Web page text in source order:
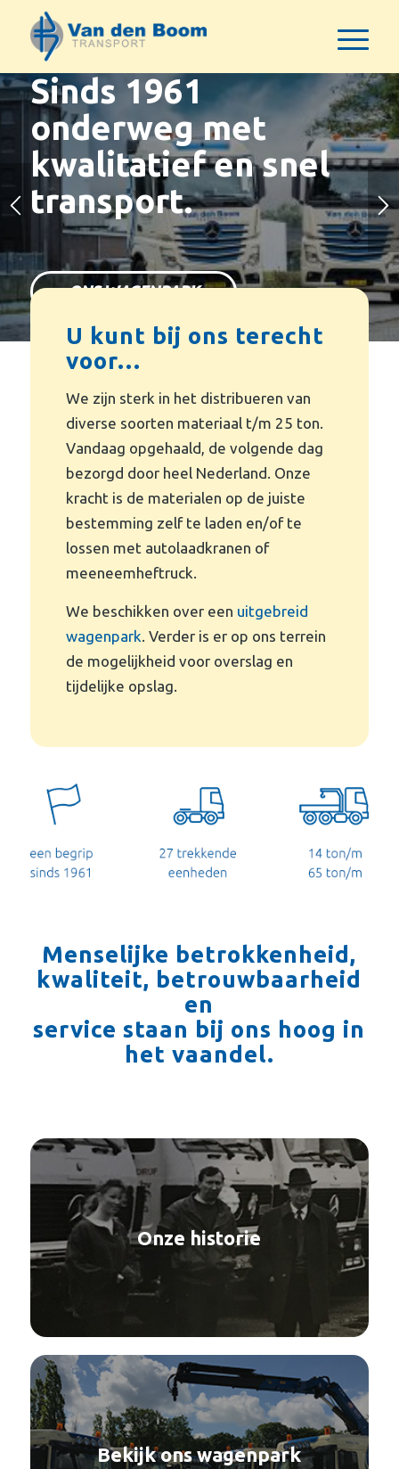
Sinds 1961
onderweg met
kwalitatief en snel
transport.
ONS WAGENPARK
BEKIJK ONZE VACATURES
1 2 3 4
U kunt bij ons terecht
voor…
We zijn sterk in het distribueren van
diverse soorten materiaal t/m 25 ton.
Vandaag opgehaald, de volgende dag
bezorgd door heel Nederland. Onze
kracht is de materialen op de juiste
bestemming zelf te laden en/of te
lossen met autolaadkranen of
meeneemheftruck.
We beschikken over een uitgebreid
wagenpark. Verder is er op ons terrein
de mogelijkheid voor overslag en
tijdelijke opslag.
Menselijke betrokkenheid,
kwaliteit, betrouwbaarheid
en
service staan bij ons hoog in
het vaandel.
Onze historie
Bekijk ons wagenpark